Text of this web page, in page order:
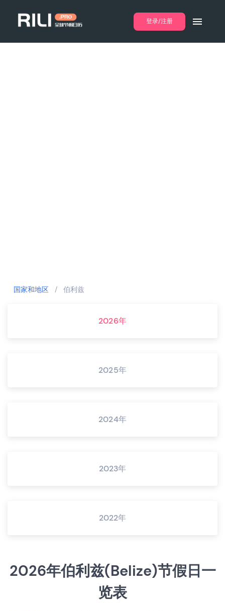
登录/注册
国家和地区 / 伯利兹
2026年
2025年
2024年
2023年
2022年
2026年伯利兹(Belize)节假日一
览表